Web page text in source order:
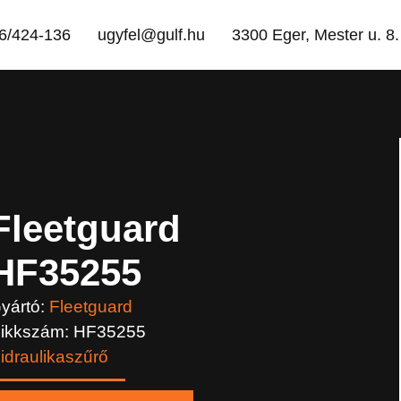
424-136 ugyfel@gulf.hu 3300 Eger, Mester u. 8.
Fleetguard
HF35255